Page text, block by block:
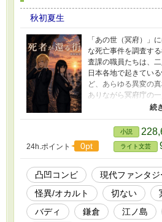
秋初夏生
「あの世（冥府）」
な死亡事件を調査す
査課の職員たちは、
日本各地で起きてい
ど、あらゆる異変
ありながら冥府庁の
調査員・神崎イサナ
査官・黒野アイリ。
る怪異や神秘、そし
—— 見た目も性格も正
日も新たな事件へと
作品はフィクション
件とは一切関係があり
24h.ポイント 0pt
小説
ライト文芸
凸凹コンビ
現代ファンタジ
怪異/オカルト
切ない
バディ
鎌倉 江ノ島